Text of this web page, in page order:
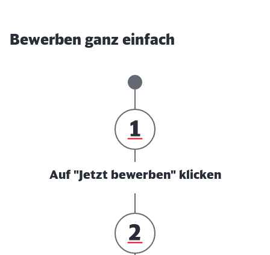
Bewerben ganz einfach
Auf "Jetzt bewerben" klicken